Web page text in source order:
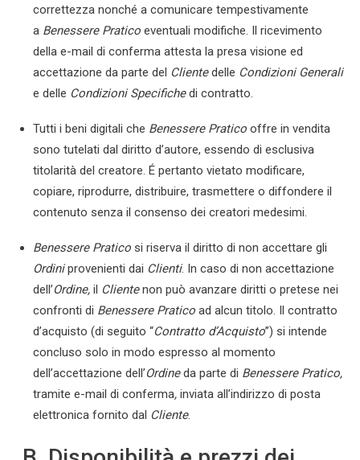
correttezza nonché a comunicare tempestivamente
a Benessere Pratico eventuali modifiche. Il ricevimento
della e-mail di conferma attesta la presa visione ed
accettazione da parte del Clientedelle Condizioni Generali
e delle Condizioni Specifichedi contratto.
Tutti i beni digitali che Benessere Pratico offre in vendita
sono tutelati dal diritto d’autore, essendo di esclusiva
titolarità del creatore. É pertanto vietato modificare,
copiare, riprodurre, distribuire, trasmettere o diffondere il
contenuto senza il consenso dei creatori medesimi.
Benessere Pratico si riserva il diritto di non accettare gli
Ordiniprovenienti dai Clienti. In caso di non accettazione
dell’Ordine, il Clientenon può avanzare diritti o pretese nei
confronti di Benessere Pratico ad alcun titolo. Il contratto
d’acquisto (di seguito “Contratto d’Acquisto”) si intende
concluso solo in modo espresso al momento
dell’accettazione dell’Ordineda parte di Benessere Pratico,
tramite e-mail di conferma, inviata all’indirizzo di posta
elettronica fornito dal Cliente.